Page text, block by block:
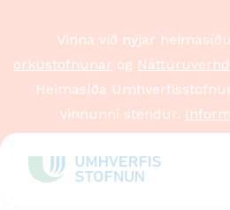
Vinna við nýjar
orkustofnunar og
Heimasíða
vinnunni stendur.